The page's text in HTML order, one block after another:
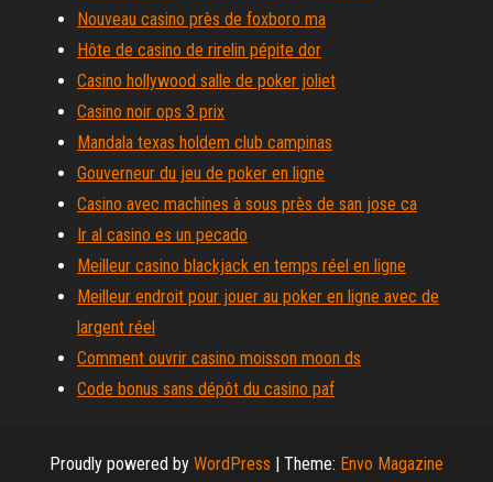
Nouveau casino près de foxboro ma
Hôte de casino de rirelin pépite dor
Casino hollywood salle de poker joliet
Casino noir ops 3 prix
Mandala texas holdem club campinas
Gouverneur du jeu de poker en ligne
Casino avec machines à sous près de san jose ca
Ir al casino es un pecado
Meilleur casino blackjack en temps réel en ligne
Meilleur endroit pour jouer au poker en ligne avec de
largent réel
Comment ouvrir casino moisson moon ds
Code bonus sans dépôt du casino paf
Proudly powered by WordPress | Theme: Envo Magazine